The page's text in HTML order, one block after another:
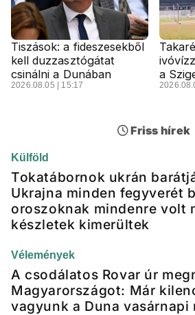
Tiszások: a fideszesekből
kell duzzasztógátat
csinálni a Dunában
2026.08.05 | 15:17
a
Friss hírek
Külföld
Tokatábornok ukrán
Ukrajna minden fegyverét
oroszoknak mindenre volt
készletek kimerültek
Vélemények
A csodálatos Rovar úr
Magyarországot: Már
vagyunk a Duna